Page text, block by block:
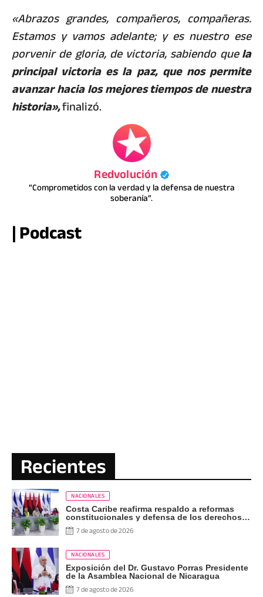
«Abrazos grandes, compañeros, compañeras.
Estamos y vamos adelante; y es nuestro ese
porvenir de gloria, de victoria, sabiendo quela
principal victoria es la paz, que nos permite
avanzar hacia los mejores tiempos de nuestra
historia»,finalizó.
Redvolución
“Comprometidos con la verdad y la defensa de nuestra
soberanía”.
| Podcast
Recientes
NACIONALES
Costa Caribe reafirma respaldo a reformas
constitucionales y defensa de los derechos
del pueblo
7 de agosto de 2026
NACIONALES
Exposición del Dr. Gustavo Porras Presidente
de la Asamblea Nacional de Nicaragua
7 de agosto de 2026